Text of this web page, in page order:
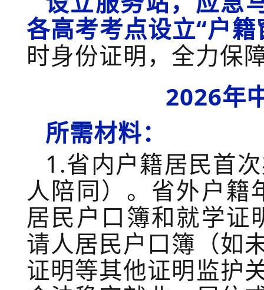
各高考考点设立“户籍
时身份证明， 全力保
2026年
所需材料：
1.省内户籍居民首
人陪同）。 省外户籍
居民户口簿和就学证
请人居民户口簿（如
证明等其他证明监护